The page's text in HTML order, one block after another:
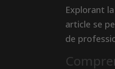
Explorant
article se
de